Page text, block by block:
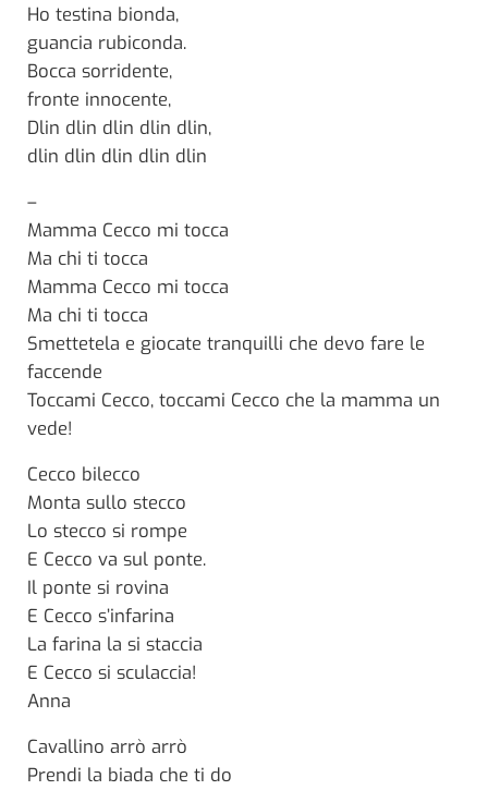
Ho testina bionda,
guancia rubiconda.
Bocca sorridente,
fronte innocente,
Dlin dlin dlin dlin dlin,
dlin dlin dlin dlin dlin
–
Mamma Cecco mi tocca
Ma chi ti tocca
Mamma Cecco mi tocca
Ma chi ti tocca
Smettetela e giocate tranquilli che devo fare le
faccende
Toccami Cecco, toccami Cecco che la mamma un
vede!
Cecco bilecco
Monta sullo stecco
Lo stecco si rompe
E Cecco va sul ponte.
Il ponte si rovina
E Cecco s’infarina
La farina la si staccia
E Cecco si sculaccia!
Anna
Cavallino arrò arrò
Prendi la biada che ti do